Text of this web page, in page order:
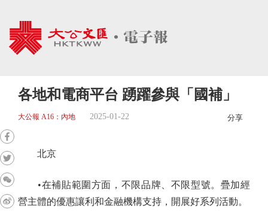
各地和電商平台 踴躍參與「國補」
大公報 A16：內地 2025-01-22 分享
北京
•在補貼範圍方面，不限品牌、不限型號。疊加經
營主體的優惠讓利和金融機構支持，開展好系列活動。